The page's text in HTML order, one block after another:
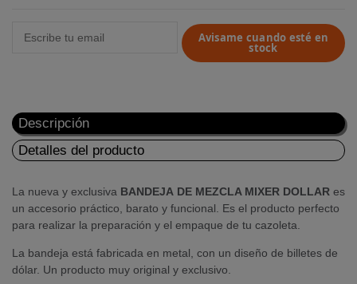
Avisame cuando esté en
stock
Descripción
Detalles del producto
La nueva y exclusiva BANDEJA DE MEZCLA MIXER DOLLAR es
un accesorio práctico, barato y funcional. Es el producto perfecto
para realizar la preparación y el empaque de tu cazoleta.
La bandeja está fabricada en metal, con un diseño de billetes de
dólar. Un producto muy original y exclusivo.